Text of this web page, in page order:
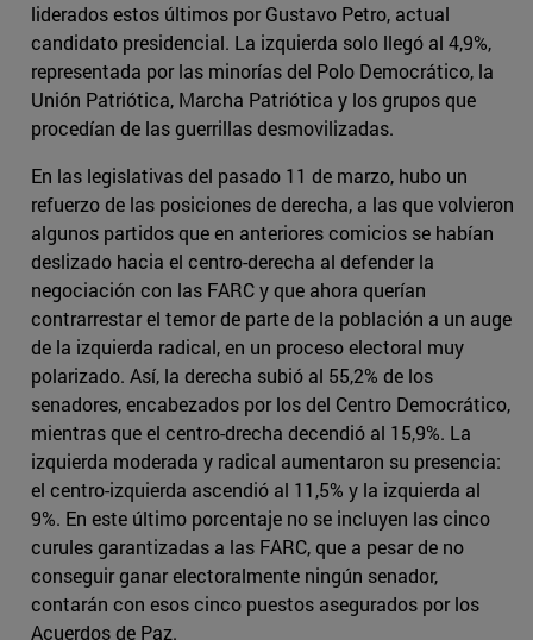
liderados estos últimos por Gustavo Petro, actual
candidato presidencial. La izquierda solo llegó al 4,9%,
representada por las minorías del Polo Democrático, la
Unión Patriótica, Marcha Patriótica y los grupos que
procedían de las guerrillas desmovilizadas.
En las legislativas del pasado 11 de marzo, hubo un
refuerzo de las posiciones de derecha, a las que volvieron
algunos partidos que en anteriores comicios se habían
deslizado hacia el centro-derecha al defender la
negociación con las FARC y que ahora querían
contrarrestar el temor de parte de la población a un auge
de la izquierda radical, en un proceso electoral muy
polarizado. Así, la derecha subió al 55,2% de los
senadores, encabezados por los del Centro Democrático,
mientras que el centro-drecha decendió al 15,9%. La
izquierda moderada y radical aumentaron su presencia:
el centro-izquierda ascendió al 11,5% y la izquierda al
9%. En este último porcentaje no se incluyen las cinco
curules garantizadas a las FARC, que a pesar de no
conseguir ganar electoralmente ningún senador,
contarán con esos cinco puestos asegurados por los
Acuerdos de Paz.